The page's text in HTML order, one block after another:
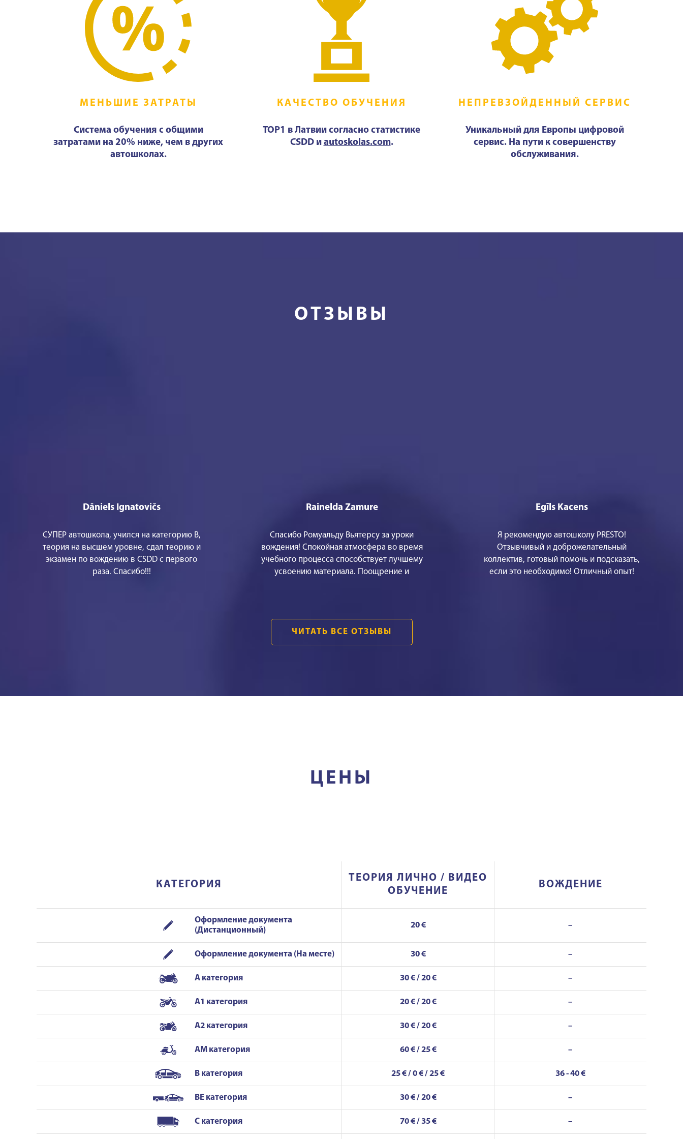
МЕНЬШИЕ ЗАТРАТЫ
Система обучения с общими
затратами на 20% ниже, чем в других
автошколах.
КАЧЕСТВО ОБУЧЕНИЯ
TOP1 в Латвии согласно статистике
CSDD и autoskolas.com.
НЕПРЕВЗОЙДЕННЫЙ СЕРВИС
Уникальный для Европы цифровой
сервис. На пути к совершенству
обслуживания.
ОТЗЫВЫ
Dāniels Ignatovičs
СУПЕР автошкола, учился на категорию В,
теория на высшем уровне, сдал теорию и
экзамен по вождению в CSDD с первого
раза. Спасибо!!!
Rainelda Zamure
Спасибо Ромуальду Вьятерсу за уроки
вождения! Спокойная атмосфера во время
учебного процесса способствует лучшему
усвоению материала. Поощрение и
уверенность в своих силах. Это было самым
важным для меня! БОЛЬШОЕ СПАСИБО!
Egīls Kacens
Я рекомендую автошколу PRESTO!
Отзывчивый и доброжелательный
коллектив, готовый помочь и подсказать,
если это необходимо! Отличный опыт!
ЧИТАТЬ ВСЕ ОТЗЫВЫ
ЦЕНЫ
КАТЕГОРИЯ
ТЕОРИЯ ЛИЧНО / ВИДЕО
ОБУЧЕНИЕ
ВОЖДЕНИЕ
Оформление документа
(Дистанционный)
20 € –
Оформление документа (На месте) 30 € –
A категория 30 € / 20 € –
A1 категория 20 € / 20 € –
A2 категория 30 € / 20 € –
AM категория 60 € / 25 € –
B категория 25 € / 0 € / 25 € 36 - 40 €
BE категория 30 € / 20 € –
C категория 70 € / 35 € –